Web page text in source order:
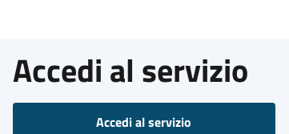
Accedi al servizio
Accedi al servizio